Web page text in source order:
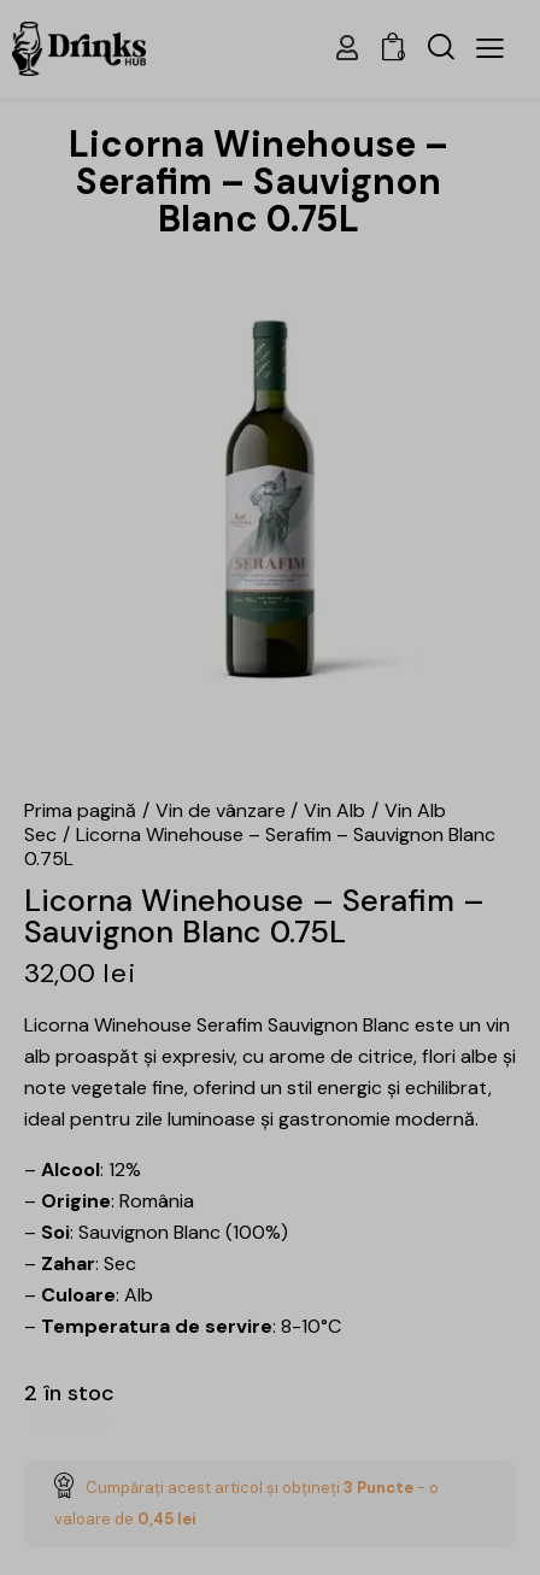
0
Licorna Winehouse –
Serafim – Sauvignon
Blanc 0.75L
Prima pagină Vin de vânzare Vin Alb
Vin Alb
Sec
Licorna Winehouse – Serafim – Sauvignon Blanc
0.75L
Licorna Winehouse – Serafim –
Sauvignon Blanc 0.75L
32,00 lei
Licorna Winehouse Serafim Sauvignon Blanc este un vin
alb proaspăt și expresiv, cu arome de citrice, flori albe și
note vegetale fine, oferind un stil energic și echilibrat,
ideal pentru zile luminoase și gastronomie modernă.
– Alcool: 12%
– Origine: România
– Soi: Sauvignon Blanc (100%)
– Zahar: Sec
– Culoare: Alb
– Temperatura de servire: 8-10°C
2 în stoc
Cumpărați acest articol și obțineți 3 Puncte - o
valoare de 0,45 lei